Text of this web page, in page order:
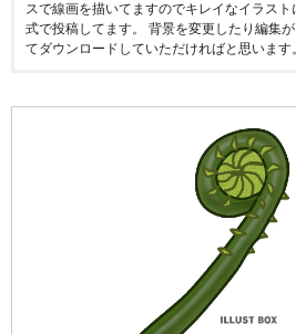
スで線画を描いてますのでキレイなイラス
式で投稿してます。 背景を変更したり編集
てダウンロードしていただければと思います。